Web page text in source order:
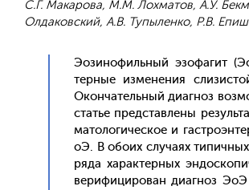
С.Г. Макарова, М.М. Лохматов, А.У.
Олдаковский, А.В. Тупыленко, Р.В.
Э­ози­нофиль­ный эзо­фагит
терные из­ме­нения
Окон­ча­тель­ный ди­аг­ноз
статье пред­став­ле­ны
ма­толо­гичес­кое и
оЭ. В обо­их слу­ча­ях
ря­да ха­рак­терных
ве­рифи­циро­ван ди­аг­ноз